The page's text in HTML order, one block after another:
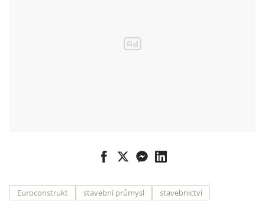
Euroconstrukt stavební průmysl stavebnictví